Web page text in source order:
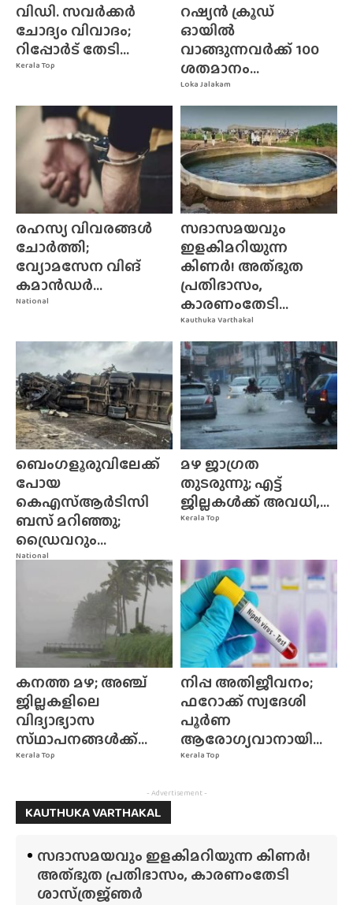
Kerala Top
വിഡി. സവർക്കർ
ചോദ്യം വിവാദം;
റിപ്പോർട് തേടി...
Loka Jalakam
റഷ്യൻ ക്രൂഡ്
ഓയിൽ
വാങ്ങുന്നവർക്ക് 100
ശതമാനം...
National
രഹസ്യ വിവരങ്ങൾ
ചോർത്തി;
വ്യോമസേന വിങ്‌
കമാൻഡർ...
Kauthuka Varthakal
സദാസമയവും
ഇളകിമറിയുന്ന
കിണർ! അത്‌ഭുത
പ്രതിഭാസം,
കാരണംതേടി...
National
ബെംഗളൂരുവിലേക്ക്
പോയ
കെഎസ്ആർടിസി
ബസ് മറിഞ്ഞു;
ഡ്രൈവറും...
Kerala Top
മഴ ജാഗ്രത
തുടരുന്നു; എട്ട്
ജില്ലകൾക്ക് അവധി,...
Kerala Top
കനത്ത മഴ; അഞ്ച്
ജില്ലകളിലെ
വിദ്യാഭ്യാസ
സ്‌ഥാപനങ്ങൾക്ക്‌...
Kerala Top
നിപ്പ അതിജീവനം;
ഫറോക്ക് സ്വദേശി
പൂർണ
ആരോഗ്യവാനായി...
- Advertisement -
KAUTHUKA VARTHAKAL
സദാസമയവും ഇളകിമറിയുന്ന കിണർ!
അത്‌ഭുത പ്രതിഭാസം, കാരണംതേടി
ശാസ്‌ത്രജ്‌ഞർ